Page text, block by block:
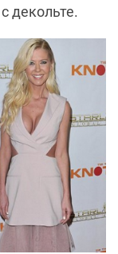
декольте.